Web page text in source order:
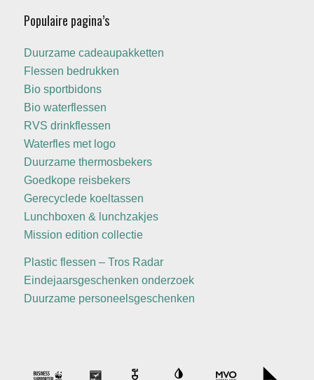
Populaire pagina’s
Duurzame cadeaupakketten
Flessen bedrukken
Bio sportbidons
Bio waterflessen
RVS drinkflessen
Waterfles met logo
Duurzame thermosbekers
Goedkope reisbekers
Gerecyclede koeltassen
Lunchboxen & lunchzakjes
Mission edition collectie
Plastic flessen – Tros Radar
Eindejaarsgeschenken onderzoek
Duurzame personeelsgeschenken